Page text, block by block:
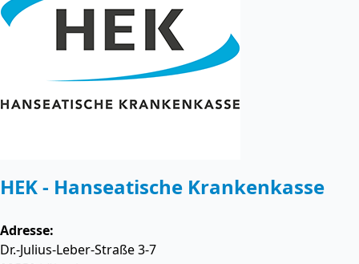
HEK - Hanseatische Krankenkasse
Adresse:
Dr.-Julius-Leber-Straße 3-7